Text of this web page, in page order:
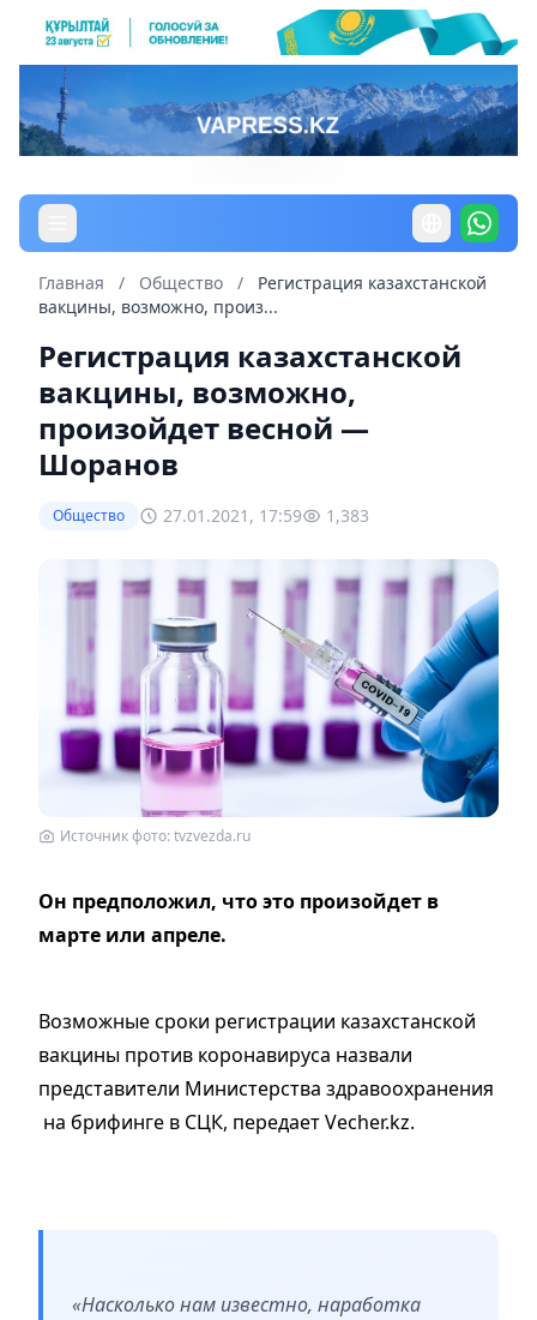
Главная / Общество /
Регистрация казахстанской
вакцины, возможно, произ...
Регистрация казахстанской
вакцины, возможно,
произойдет весной —
Шоранов
Общество 27.01.2021, 17:59 1,383
Источник фото: tvzvezda.ru
Он предположил, что это произойдет в
марте или апреле.
Возможные сроки регистрации казахстанской
вакцины против коронавируса назвали
представители Министерства здравоохранения
на брифинге в СЦК, передает Vecher.kz.
«Насколько нам известно, наработка